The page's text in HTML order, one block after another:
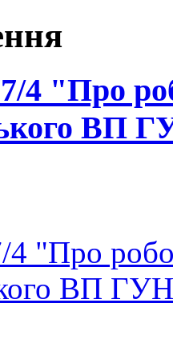
4 "Про
ВП
4 "Про
ВП